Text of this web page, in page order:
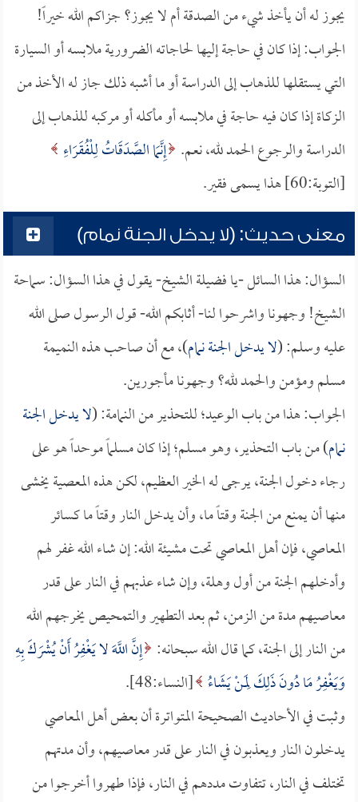
يجوز له أن يأخذ شيء من الصدقة أم لا يجوز؟ جزاكم الله خيراً!
الجواب: إذا كان في حاجة إليها لحاجاته الضرورية ملابسه أو السيارة
التي يستقلها للذهاب إلى الدراسة أو ما أشبه ذلك جاز له الأخذ من
الزكاة إذا كان فيه حاجة في ملابسه أو مأكله أو مركبه للذهاب إلى
الدراسة والرجوع الحمد لله، نعم. إِنَّمَا الصَّدَقَاتُ لِلْفُقَرَاءِ
[التوبة:60] هذا يسمى فقير.
معنى حديث: (لا يدخل الجنة نمام)
السؤال: هذا السائل -يا فضيلة الشيخ- يقول في هذا السؤال: سماحة
الشيخ! وجهونا واشرحوا لنا- أثابكم الله- قول الرسول صلى الله
عليه وسلم: (لا يدخل الجنة نمام)، مع أن صاحب هذه النميمة
مسلم ومؤمن والحمد لله؟ وجهونا مأجورين.
الجواب: هذا من باب الوعيد؛ للتحذير من النمامة: (لا يدخل الجنة
نمام) من باب التحذير، وهو مسلم؛ إذا كان مسلماً موحداً هو على
رجاء دخول الجنة، يرجى له الخير العظيم، لكن هذه المعصية يخشى
منها أن يمنع من الجنة وقتاً ما، وأن يدخل النار وقتاً ما كسائر
المعاصي، فإن أهل المعاصي تحت مشيئة الله: إن شاء الله غفر لهم
وأدخلهم الجنة من أول وهلة، وإن شاء عذبهم في النار على قدر
معاصيهم مدة من الزمن، ثم بعد التطهير والتمحيص يخرجهم الله
من النار إلى الجنة، كما قال الله سبحانه: إِنَّ اللَّهَ لا يَغْفِرُ أَنْ يُشْرَكَ بِهِ
وَيَغْفِرُ مَا دُونَ ذَلِكَ لِمَنْ يَشَاءُ [النساء:48].
وثبت في الأحاديث الصحيحة المتواترة أن بعض أهل المعاصي
يدخلون النار ويعذبون في النار على قدر معاصيهم، وأن مدتهم
تختلف في النار، تتفاوت مددهم في النار، فإذا طهروا أخرجوا من